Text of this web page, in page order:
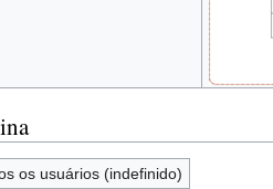
os usuários (indefinido)